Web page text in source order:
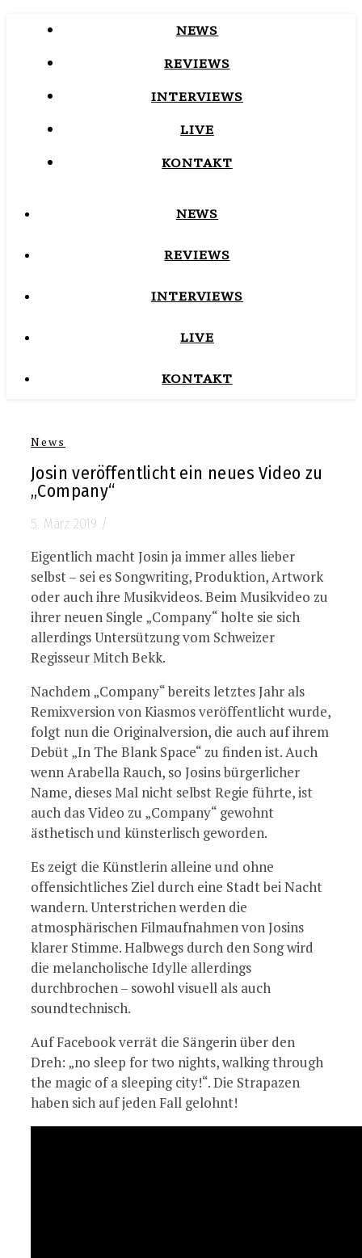
NEWS
REVIEWS
INTERVIEWS
LIVE
KONTAKT
NEWS
REVIEWS
INTERVIEWS
LIVE
KONTAKT
News
Josin veröffentlicht ein neues Video zu
„Company“
5. März 2019 /
Eigentlich macht Josin ja immer alles lieber
selbst – sei es Songwriting, Produktion, Artwork
oder auch ihre Musikvideos. Beim Musikvideo zu
ihrer neuen Single „Company“ holte sie sich
allerdings Untersützung vom Schweizer
Regisseur Mitch Bekk.
Nachdem „Company“ bereits letztes Jahr als
Remixversion von Kiasmos veröffentlicht wurde,
folgt nun die Originalversion, die auch auf ihrem
Debüt „In The Blank Space“ zu finden ist. Auch
wenn Arabella Rauch, so Josins bürgerlicher
Name, dieses Mal nicht selbst Regie führte, ist
auch das Video zu „Company“ gewohnt
ästhetisch und künsterlisch geworden.
Es zeigt die Künstlerin alleine und ohne
offensichtliches Ziel durch eine Stadt bei Nacht
wandern. Unterstrichen werden die
atmosphärischen Filmaufnahmen von Josins
klarer Stimme. Halbwegs durch den Song wird
die melancholische Idylle allerdings
durchbrochen – sowohl visuell als auch
soundtechnisch.
Auf Facebook verrät die Sängerin über den
Dreh: „no sleep for two nights, walking through
the magic of a sleeping city!“. Die Strapazen
haben sich auf jeden Fall gelohnt!